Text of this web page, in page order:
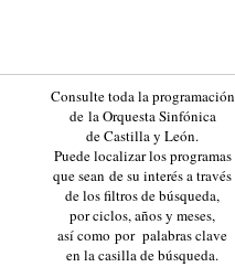
Consulte toda la programación
de la Orquesta Sinfónica
de Castilla y León.
Puede localizar los programas
que sean de su interés a través
de los filtros de búsqueda,
por ciclos, años y meses,
así como por palabras clave
en la casilla de búsqueda.